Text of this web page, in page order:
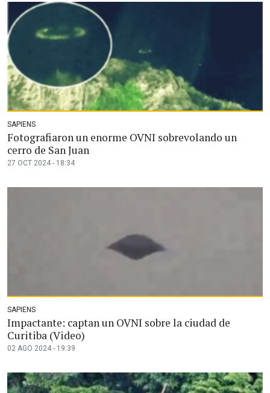
SAPIENS
Fotografiaron un enorme OVNI sobrevolando un
cerro de San Juan
27 OCT 2024 - 18:34
SAPIENS
Impactante: captan un OVNI sobre la ciudad de
Curitiba (Video)
02 AGO 2024 - 19:39